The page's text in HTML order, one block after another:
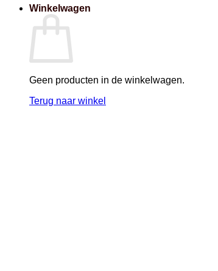
Winkelwagen
Geen producten in de winkelwagen.
Terug naar winkel